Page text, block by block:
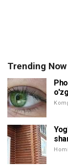
Trending Now